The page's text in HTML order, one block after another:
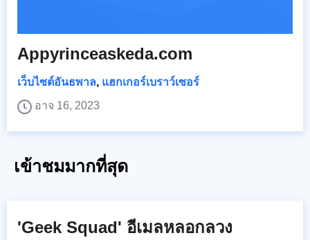
Appyrinceaskeda.com
เว็บไซต์อันธพาล, แฮกเกอร์เบราว์เซอร์
อาจ 16, 2023
เข้าชมมากที่สุด
'Geek Squad' อีเมลหลอกลวง